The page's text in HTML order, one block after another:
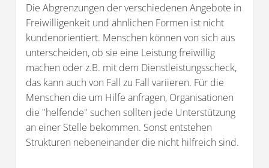
Die Abgrenzungen der verschiedenen Angebote in
Freiwilligenkeit und ähnlichen Formen ist nicht
kundenorientiert. Menschen können von sich aus
unterscheiden, ob sie eine Leistung freiwillig
machen oder z.B. mit dem Dienstleistungsscheck,
das kann auch von Fall zu Fall variieren. Für die
Menschen die um Hilfe anfragen, Organisationen
die "helfende" suchen sollten jede Unterstützung
an einer Stelle bekommen. Sonst entstehen
Strukturen nebeneinander die nicht hilfreich sind.